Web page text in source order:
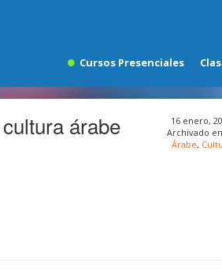
Cursos Presenciales
árabe
16 enero,
Archivado
Árabe,